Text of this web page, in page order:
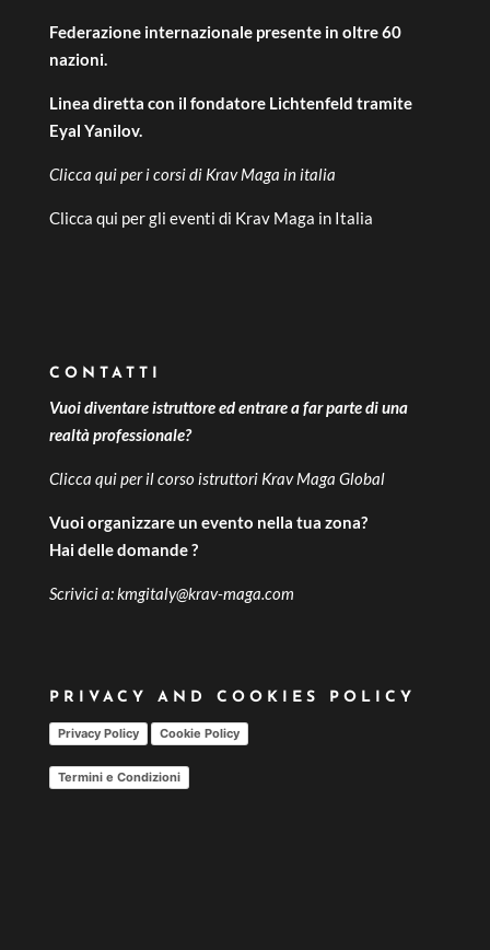
Federazione internazionale presente in oltre 60
nazioni.
Linea diretta con il fondatore Lichtenfeld tramite
Eyal Yanilov.
Clicca qui per icorsi di Krav Maga in italia
Clicca qui per gli eventi di Krav Maga in Italia
CONTATTI
Vuoi diventare istruttore ed entrare a far parte di una
realtà professionale?
Clicca qui per ilcorso istruttori Krav Maga Global
Vuoi organizzare un evento nella tua zona?
Hai delle domande ?
Scrivici a:kmgitaly@krav-maga.com
PRIVACY AND COOKIES POLICY
Privacy Policy Cookie Policy
Termini e Condizioni